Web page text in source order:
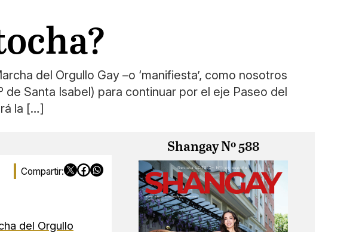
del Orgullo Gay –o ‘manifiesta’, como nosotros
Santa Isabel) para continuar por el eje Paseo del
la […]
del Orgullo
Shangay Nº 588